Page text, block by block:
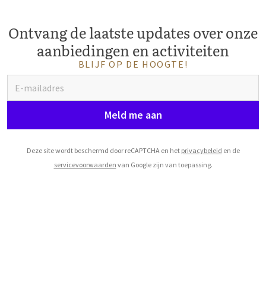
Ontvang de laatste updates over onze
aanbiedingen en activiteiten
BLIJF OP DE HOOGTE!
Meld me aan
Deze site wordt beschermd door reCAPTCHA en het privacybeleid en de
servicevoorwaarden van Google zijn van toepassing.